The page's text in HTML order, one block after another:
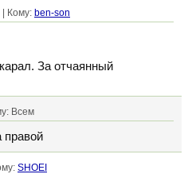
| Кому: ben-son
За отчаянный
Всем
правой
SHOEI